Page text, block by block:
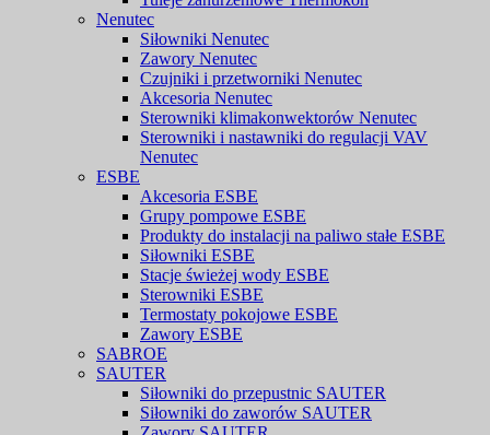
Nenutec
Siłowniki Nenutec
Zawory Nenutec
Czujniki i przetworniki Nenutec
Akcesoria Nenutec
Sterowniki klimakonwektorów Nenutec
Sterowniki i nastawniki do regulacji VAV
Nenutec
ESBE
Akcesoria ESBE
Grupy pompowe ESBE
Produkty do instalacji na paliwo stałe ESBE
Siłowniki ESBE
Stacje świeżej wody ESBE
Sterowniki ESBE
Termostaty pokojowe ESBE
Zawory ESBE
SABROE
SAUTER
Siłowniki do przepustnic SAUTER
Siłowniki do zaworów SAUTER